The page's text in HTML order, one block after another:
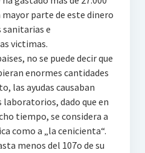
parte de este dinero
sanitarias e
victimas.
no se puede decir que
enormes cantidades
las ayudas causaban
dado que en
tiempo, se considera a
como a „la cenicienta“.
menos del 107o de su